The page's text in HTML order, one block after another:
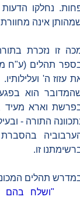
נחלקו
אינה
זו נזכרת
תהלים (ע"ח
עזוז ה'
הוא
וארא מעיד
התורה -
זו.
תהלים
"ושלח בהם